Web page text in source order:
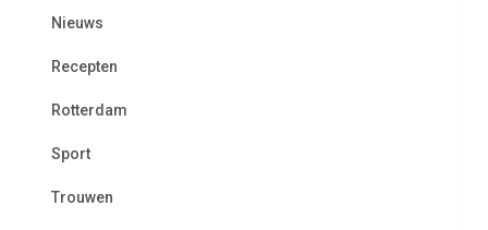
Nieuws
Recepten
Rotterdam
Sport
Trouwen